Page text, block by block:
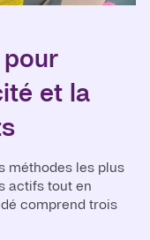
et la
méthodes les plus
actifs tout en
comprend trois